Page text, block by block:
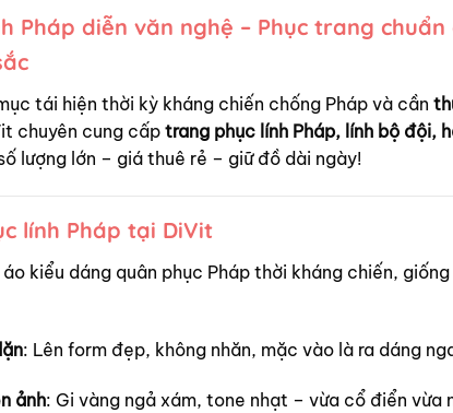
Pháp diễn văn nghệ – Phục trang
tái hiện thời kỳ kháng chiến chống Pháp và cần
chuyên cung cấp trang phục lính Pháp, lính bộ đội,
lượng lớn – giá thuê rẻ – giữ đồ dài ngày!
lính Pháp tại DiVit
áo kiểu dáng quân phục Pháp thời kháng chiến,
: Lên form đẹp, không nhăn, mặc vào là ra dáng
ảnh: Gi vàng ngả xám, tone nhạt – vừa cổ điển vừa